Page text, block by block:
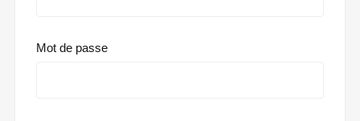
Mot de passe